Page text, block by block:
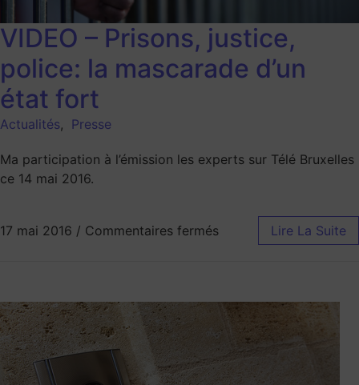
VIDEO – Prisons, justice,
police: la mascarade d’un
état fort
Actualités, Presse
Ma participation à l’émission les experts sur Télé Bruxelles
ce 14 mai 2016.
17 mai 2016 / Commentaires fermés Lire La Suite